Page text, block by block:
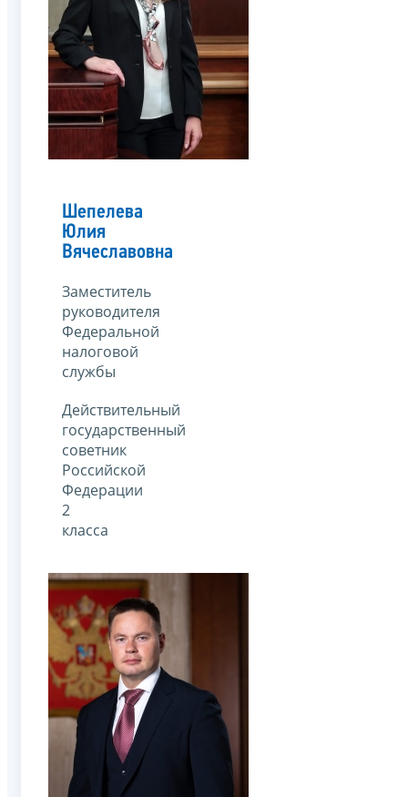
Шепелева
Юлия
Вячеславовна
Заместитель
руководителя
Федеральной
налоговой
службы
Действительный
государственный
советник
Российской
Федерации
2
класса